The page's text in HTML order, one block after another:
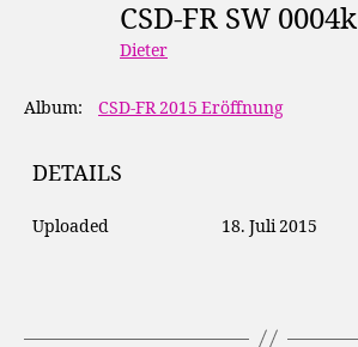
CSD-FR SW 0004k
Dieter
Album: CSD-FR 2015 Eröffnung
DETAILS
Uploaded 18. Juli 2015